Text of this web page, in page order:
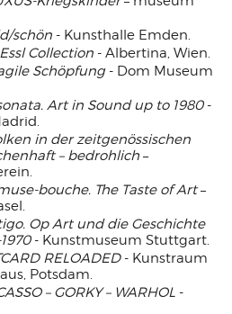
schön - Kunsthalle Emden.
Collection - Albertina, Wien.
Schöpfung- Dom Museum
Art in Sound up to 1980-
in der zeitgenössischen
– bedrohlich –
bouche. The Taste of Art–
Op Art und die Geschichte
- Kunstmuseum Stuttgart.
RELOADED- Kunstraum
Potsdam.
– GORKY – WARHOL -